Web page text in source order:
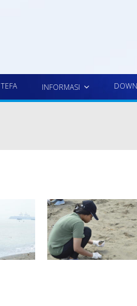
TEFA INFORMASI